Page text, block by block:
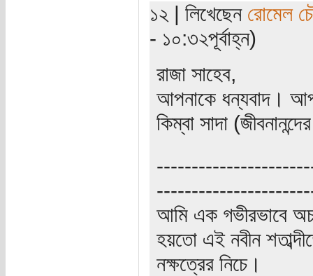
১২ | লিখেছেন রোমেল
- ১০:৩২পূর্বাহ্ন)
রাজা সাহেব,
আপনাকে ধন্যবাদ।
কিম্বা সাদা
আমি এক গভীরভাবে
হয়তো এই নবীন
নক্ষত্রের নিচে।